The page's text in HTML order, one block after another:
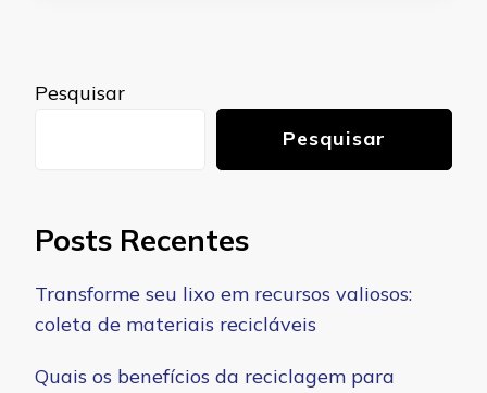
Pesquisar
Pesquisar
Posts Recentes
Transforme seu lixo em recursos valiosos:
coleta de materiais recicláveis
Quais os benefícios da reciclagem para